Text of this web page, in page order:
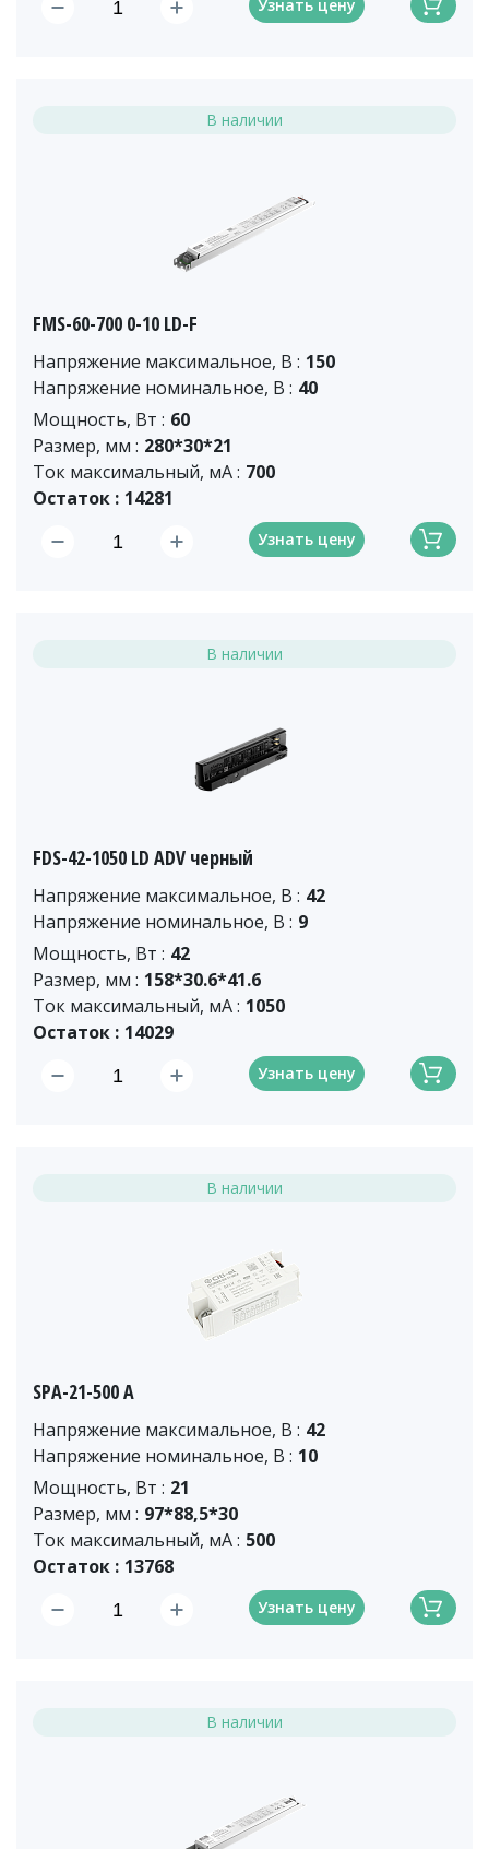
Узнать цену
В наличии
FMS-60-700 0-10 LD-F
Напряжение максимальное, В : 150
Напряжение номинальное, В : 40
Мощность, Вт : 60
Размер, мм : 280*30*21
Ток максимальный, мА : 700
Остаток : 14281
Узнать цену
В наличии
FDS-42-1050 LD ADV черный
Напряжение максимальное, В : 42
Напряжение номинальное, В : 9
Мощность, Вт : 42
Размер, мм : 158*30.6*41.6
Ток максимальный, мА : 1050
Остаток : 14029
Узнать цену
В наличии
SPA-21-500 A
Напряжение максимальное, В : 42
Напряжение номинальное, В : 10
Мощность, Вт : 21
Размер, мм : 97*88,5*30
Ток максимальный, мА : 500
Остаток : 13768
Узнать цену
В наличии